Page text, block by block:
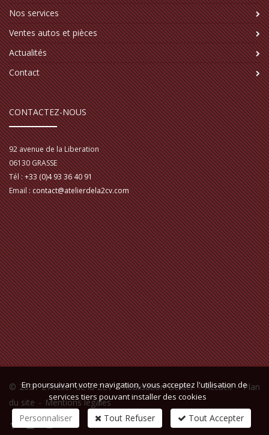
Nos services
Ventes autos et pièces
Actualités
Contact
CONTACTEZ-NOUS
92 avenue de la Liberation
06130GRASSE
Tél :+33 (0)4 93 36 40 91
Email :contact@atelierdela2cv.com
© 2021 L'Atelier de la 2CV -Réalisation Bexter -Accueil-Plan
du site - Mentions légales
En poursuivant votre navigation, vous acceptez l'utilisation de
services tiers pouvant installer des cookies
Personnaliser Tout Refuser Tout Accepter